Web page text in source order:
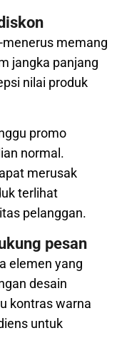
memang
jangka panjang
nilai produk
promo
normal.
merusak
terlihat
pelanggan.
pesan
elemen yang
desain
kontras warna
untuk